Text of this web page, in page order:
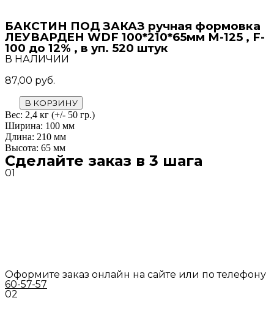
БАКСТИН ПОД ЗАКАЗ ручная формовка
ЛЕУВАРДЕН WDF 100*210*65мм М-125 , F-
100 до 12% , в уп. 520 штук
В НАЛИЧИИ
87,00 руб.
В КОРЗИНУ
Вес: 2,4 кг (+/- 50 гр.)
Ширина: 100 мм
Длина: 210 мм
Высота: 65 мм
Сделайте заказ в 3 шага
01
Оформите заказ онлайн на сайте или по телефону
60-57-57
02